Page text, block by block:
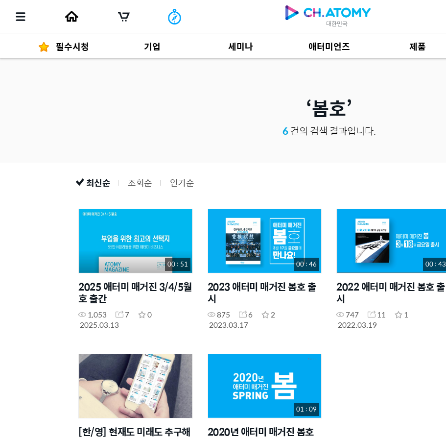
대한민국
필수시청 기업 세미나 애터미언즈 제품
제품 자료685
봄호
6건의 검색 결과입니다.
최신순 조회순 인기순
00 : 51
2025 애터미 매거진 3/4/5월
호 출간
1,053 7
0
2025.03.13
00 : 46
2023 애터미 매거진 봄호 출
시
875 6
2
2023.03.17
00 : 43
2022 애터미 매거진 봄호 출
시
747 11
1
2022.03.19
[한/영] 현재도 미래도 추구해
01 : 09
2020년 애터미 매거진 봄호